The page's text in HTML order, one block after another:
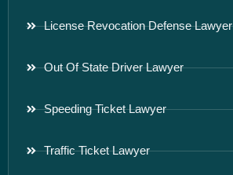
License Revocation Defense Lawyer
Out Of State Driver Lawyer
Speeding Ticket Lawyer
Traffic Ticket Lawyer